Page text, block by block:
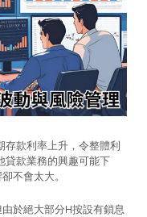
存款利率上升，令整體利
貸款業務的興趣可能下
不會太大。
於絕大部分H按設有鎖息